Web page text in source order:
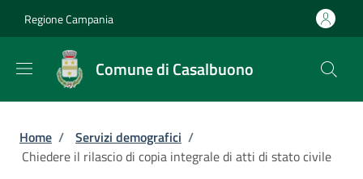
Regione Campania
Comune di Casalbuono
Briciole di pane
Home / Servizi demografici /
Chiedere il rilascio di copia integrale di atti di stato civile